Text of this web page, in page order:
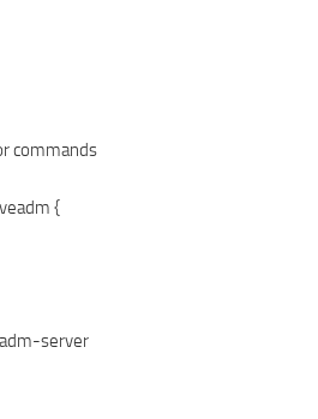
commands
{
server